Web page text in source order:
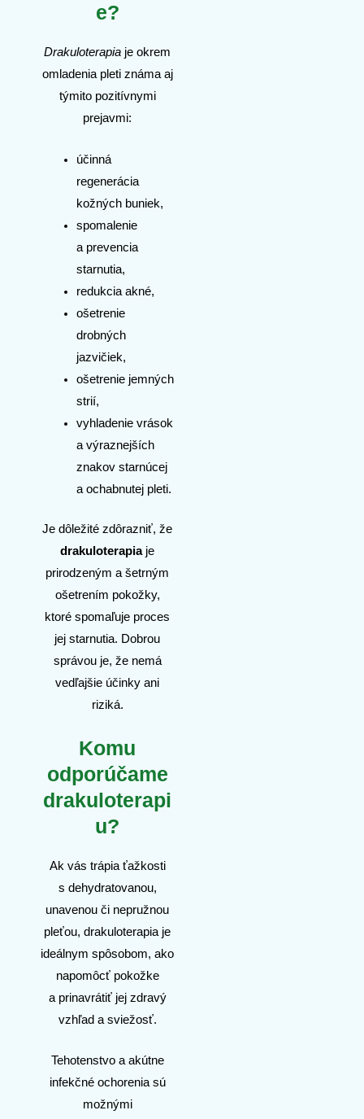
e?
Drakuloterapia je okrem
omladenia pleti známa aj
týmito pozitívnymi
prejavmi:
účinná
regenerácia
kožných buniek,
spomalenie
a prevencia
starnutia,
redukcia akné,
ošetrenie
drobných
jazvičiek,
ošetrenie jemných
strií,
vyhladenie vrások
a výraznejších
znakov starnúcej
a ochabnutej pleti.
Je dôležité zdôrazniť, že
drakuloterapiaje
prirodzeným a šetrným
ošetrením pokožky,
ktoré spomaľuje proces
jej starnutia. Dobrou
správou je, že nemá
vedľajšie účinky ani
riziká.
Komu
odporúčame
drakuloterapi
u?
Ak vás trápia ťažkosti
s dehydratovanou,
unavenou či nepružnou
pleťou, drakuloterapia je
ideálnym spôsobom, ako
napomôcť pokožke
a prinavrátiť jej zdravý
vzhľad a sviežosť.
Tehotenstvo a akútne
infekčné ochorenia sú
možnými